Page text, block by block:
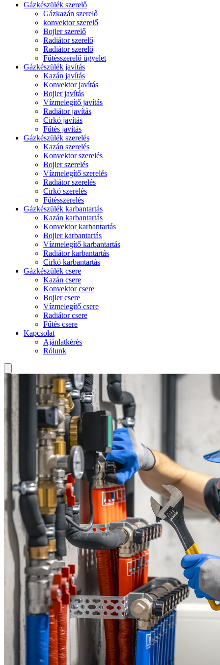
Gázkészülék szerelő
Gázkazán szerelő
konvektor szerelő
Bojler szerelő
Radiátor szerelő
Radiátor szerelő
Fűtésszerelő ügyelet
Gázkészülék javítás
Kazán javítás
Konvektor javítás
Bojler javítás
Vízmelegítő javítás
Radiátor javítás
Cirkó javítás
Fűtés javítás
Gázkészülék szerelés
Kazán szerelés
Konvektor szerelés
Bojler szerelés
Vízmelegítő szerelés
Radiátor szerelés
Cirkó szerelés
Fűtésszerelés
Gázkészülék karbantartás
Kazán karbantartás
Konvektor karbantartás
Bojler karbantartás
Vízmelegítő karbantartás
Radiátor karbantartás
Cirkó karbantartás
Gázkészülék csere
Kazán csere
Konvektor csere
Bojler csere
Vízmelegítő csere
Radiátor csere
Fűtés csere
Kapcsolat
Ajánlatkérés
Rólunk